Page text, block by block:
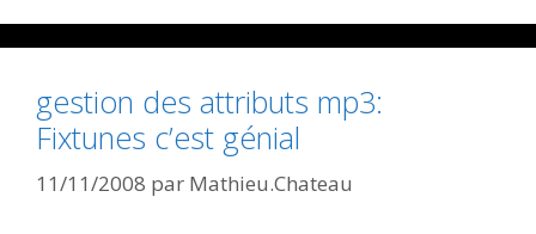
gestion des attributs mp3:
Fixtunes c’est génial
11/11/2008 par Mathieu.Chateau